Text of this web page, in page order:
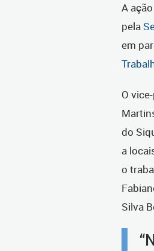
A
pela
em
O
do
a
o
Silva